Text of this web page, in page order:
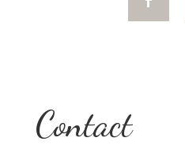
Contact